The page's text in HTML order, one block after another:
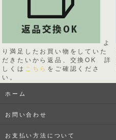
よ
り満足したお買い物をしていた
だきたいから返品、交換OK 詳
しくは こちら をご確認くださ
い。
ホーム
お問い合わせ
お支払い方法について